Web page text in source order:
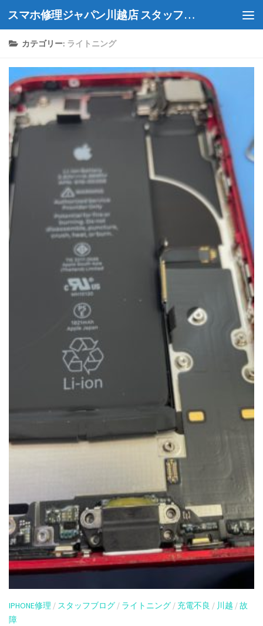
Skip to content スマホ修理ジャパン川越店 スタッフブログ
カテゴリー: ライトニング
IPHONE修理 / スタッフブログ / ライトニング / 充電不良 / 川越 /故
障